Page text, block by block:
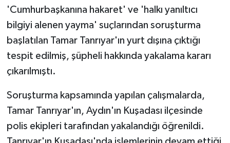
'Cumhurbaşkanına hakaret' ve 'halkı yanıltıcı
bilgiyi alenen yayma' suçlarından soruşturma
başlatılan Tamar Tanrıyar'ın yurt dışına çıktığı
tespit edilmiş, şüpheli hakkında yakalama kararı
çıkarılmıştı.
Soruşturma kapsamında yapılan çalışmalarda,
Tamar Tanrıyar'ın, Aydın'ın Kuşadası ilçesinde
polis ekipleri tarafından yakalandığı öğrenildi.